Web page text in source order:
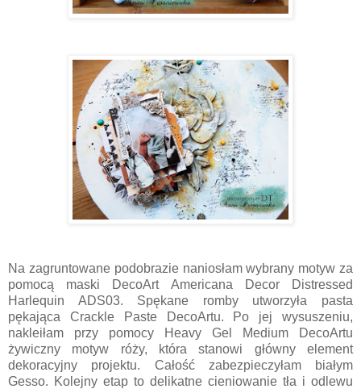
Na zagruntowane podobrazie naniosłam wybrany motyw za
pomocą maski DecoArt Americana Decor Distressed
Harlequin ADS03. Spękane romby utworzyła pasta
pękająca Crackle Paste DecoArtu. Po jej wysuszeniu,
nakleiłam przy pomocy Heavy Gel Medium DecoArtu
żywiczny motyw róży, która stanowi główny element
dekoracyjny projektu. Całość zabezpieczyłam białym
Gesso. Kolejny etap to delikatne cieniowanie tła i odlewu